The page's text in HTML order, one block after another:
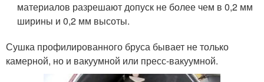
материалов разрешают допуск не более чем в 0,2 мм
ширины и 0,2 мм высоты.
Сушка профилированного бруса бывает не только
камерной, но и вакуумной или пресс-вакуумной.